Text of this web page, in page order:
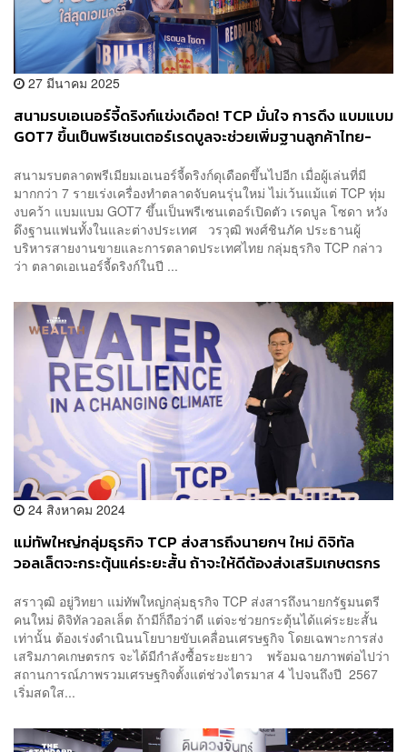
27 มีนาคม 2025
สนามรบเอเนอร์จี้ดริงก์แข่งเดือด! TCP มั่นใจ การดึง แบมแบม
GOT7 ขึ้นเป็นพรีเซนเตอร์เรดบูลจะช่วยเพิ่มฐานลูกค้าไทย-
สนามรบตลาดพรีเมียมเอเนอร์จี้ดริงก์ดุเดือดขึ้นไปอีก เมื่อผู้เล่นที่มี
มากกว่า 7 รายเร่งเครื่องทำตลาดจับคนรุ่นใหม่ ไม่เว้นแม้แต่ TCP ทุ่ม
งบคว้า แบมแบม GOT7 ขึ้นเป็นพรีเซนเตอร์เปิดตัว เรดบูล โซดา หวัง
ดึงฐานแฟนทั้งในและต่างประเทศ วรวุฒิ พงศ์ชินภัค ประธานผู้
บริหารสายงานขายและการตลาดประเทศไทย กลุ่มธุรกิจ TCP กล่าว
ว่า ตลาดเอเนอร์จี้ดริงก์ในปี ...
24 สิงหาคม 2024
แม่ทัพใหญ่กลุ่มธุรกิจ TCP ส่งสารถึงนายกฯ ใหม่ ดิจิทัล
วอลเล็ตจะกระตุ้นแค่ระยะสั้น ถ้าจะให้ดีต้องส่งเสริมเกษตรกร
สราวุฒิ อยู่วิทยา แม่ทัพใหญ่กลุ่มธุรกิจ TCP ส่งสารถึงนายกรัฐมนตรี
คนใหม่ ดิจิทัลวอลเล็ต ถ้ามีก็ถือว่าดี แต่จะช่วยกระตุ้นได้แค่ระยะสั้น
เท่านั้น ต้องเร่งดำเนินนโยบายขับเคลื่อนเศรษฐกิจ โดยเฉพาะการส่ง
เสริมภาคเกษตรกร จะได้มีกำลังซื้อระยะยาว พร้อมฉายภาพต่อไปว่า
สถานการณ์ภาพรวมเศรษฐกิจตั้งแต่ช่วงไตรมาส 4 ไปจนถึงปี 2567
เริ่มสดใส...